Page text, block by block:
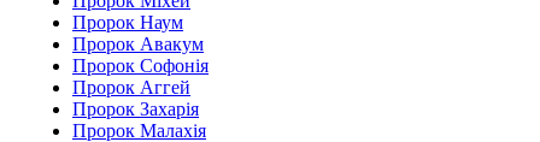
Пророк Наум
Пророк Авакум
Пророк Софонія
Пророк Аггей
Пророк Захарія
Пророк Малахія